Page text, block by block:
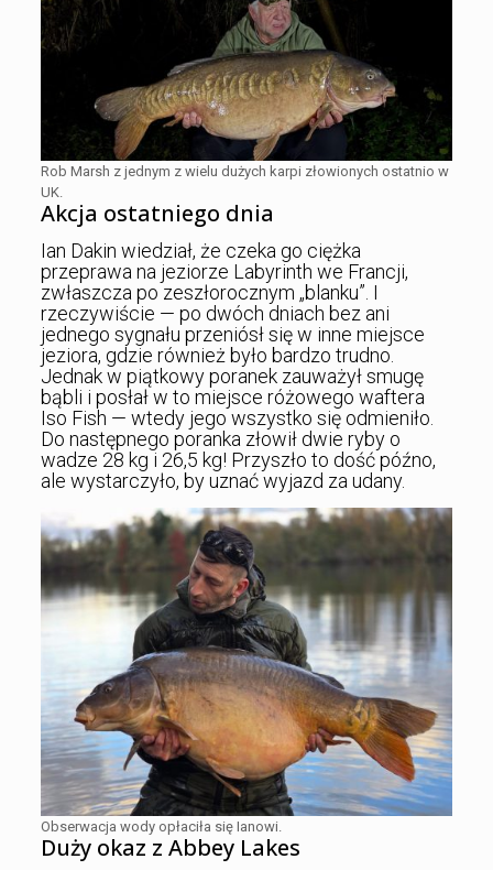
Rob Marsh z jednym z wielu dużych karpi złowionych ostatnio w
UK.
Akcja ostatniego dnia
Ian Dakin wiedział, że czeka go ciężka
przeprawa na jeziorze Labyrinth we Francji,
zwłaszcza po zeszłorocznym „blanku”. I
rzeczywiście — po dwóch dniach bez ani
jednego sygnału przeniósł się w inne miejsce
jeziora, gdzie również było bardzo trudno.
Jednak w piątkowy poranek zauważył smugę
bąbli i posłał w to miejsce różowego waftera
Iso Fish — wtedy jego wszystko się odmieniło.
Do następnego poranka złowił dwie ryby o
wadze 28 kg i 26,5 kg! Przyszło to dość późno,
ale wystarczyło, by uznać wyjazd za udany.
Obserwacja wody opłaciła się Ianowi.
Duży okaz z Abbey Lakes